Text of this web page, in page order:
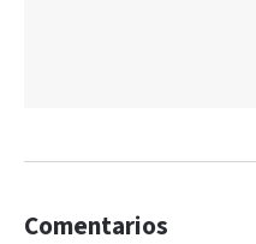
Comentarios